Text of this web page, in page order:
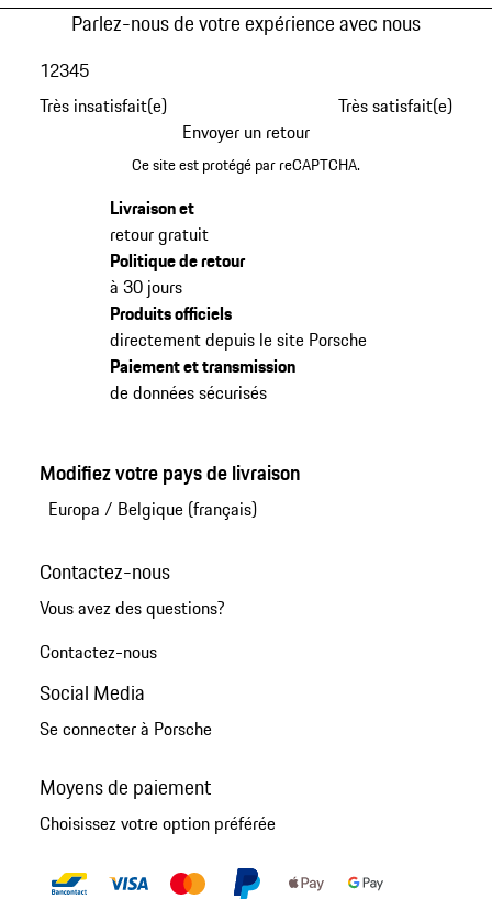
Parlez-nous de votre expérience avec nous
Très insatisfait(e)
12345
Très satisfait(e)
Envoyer un retour
Ce site est protégé par reCAPTCHA.
Livraison et
retour gratuit
Politique de retour
à 30 jours
Produits officiels
directement depuis le site Porsche
Paiement et transmission
de données sécurisés
Modifiez votre pays de livraison
Europa / Belgique (français)
Contactez-nous
Vous avez des questions?
Contactez-nous
Social Media
Se connecter à Porsche
Moyens de paiement
Choisissez votre option préférée